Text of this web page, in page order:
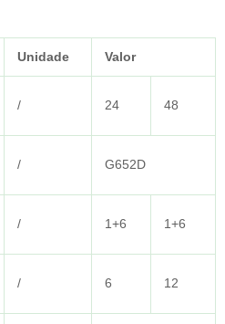
Unidade Valor
/ 24 48
/ G652D
/ 1+6 1+6
/ 6 12